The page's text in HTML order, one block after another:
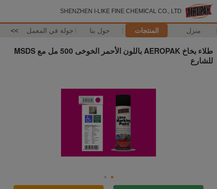
SHENZHEN I-LIKE FINE CHEMICAL CO., LTD
منزل المنتجات حول بنا جولة في المعمل >>
طلاء بخاخ AEROPAK باللون الأحمر الخوخى 500 مل مع MSDS
للشارع